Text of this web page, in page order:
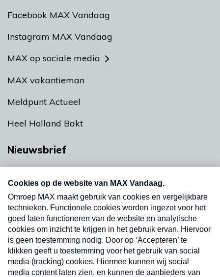
Facebook MAX Vandaag
Instagram MAX Vandaag
MAX op sociale media
MAX vakantieman
Meldpunt Actueel
Heel Holland Bakt
Nieuwsbrief
nieuwsbrief. Elke vrijdag- en dinsdagochtend in
uw mailbox.
Verzend